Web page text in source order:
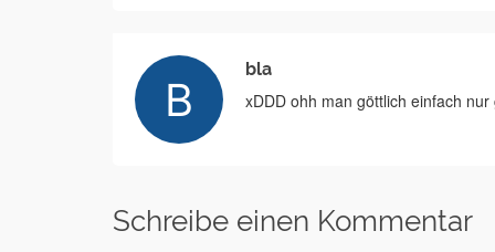
bla
xDDD ohh man göttlich einfach nur
Schreibe einen Kommentar